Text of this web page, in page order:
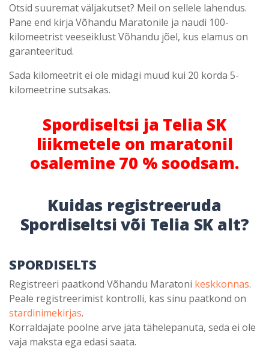
Otsid suuremat väljakutset? Meil on sellele lahendus.
Pane end kirja Võhandu Maratonile ja naudi 100-
kilomeetrist veeseiklust Võhandu jõel, kus elamus on
garanteeritud.
Sada kilomeetrit ei ole midagi muud kui 20 korda 5-
kilomeetrine sutsakas.
Spordiseltsi ja Telia SK
liikmetele on maratonil
osalemine 70 % soodsam.
Kuidas registreeruda
Spordiseltsi või Telia SK alt?
SPORDISELTS
Registreeri paatkond Võhandu Maratoni keskkonnas.
Peale registreerimist kontrolli, kas sinu paatkond on
stardinimekirjas.
Korraldajate poolne arve jäta tähelepanuta, seda ei ole
vaja maksta ega edasi saata.